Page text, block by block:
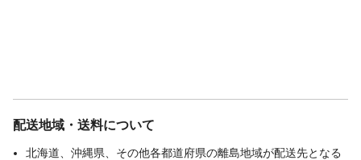
配送地域・送料について
北海道、沖縄県、その他各都道府県の離島地域が配送先となる